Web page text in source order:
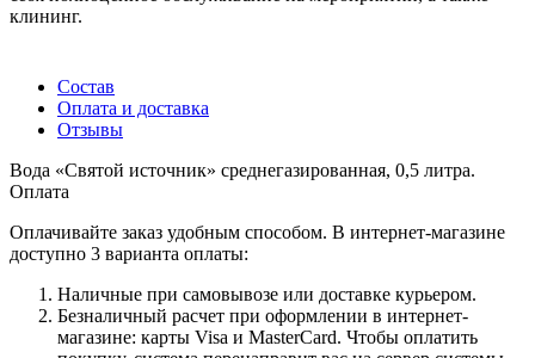
клининг.
Состав
Оплата и доставка
Отзывы
Вода «Святой источник» среднегазированная, 0,5 литра.
Оплата
Оплачивайте заказ удобным способом. В интернет-магазине
доступно 3 варианта оплаты:
Наличные при самовывозе или доставке курьером.
Безналичный расчет при оформлении в интернет-
магазине: карты Visa и MasterCard. Чтобы оплатить